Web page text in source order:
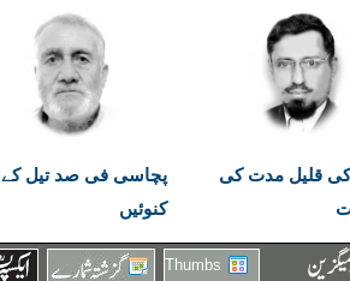
قلیل مدت کی
پچاسی فی صد تیل کے
کنوئیں
Thumbs